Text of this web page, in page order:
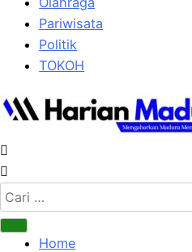
Pariwisata
Politik
TOKOH
Cari
untuk:
Home